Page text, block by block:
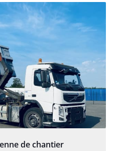
de chantier